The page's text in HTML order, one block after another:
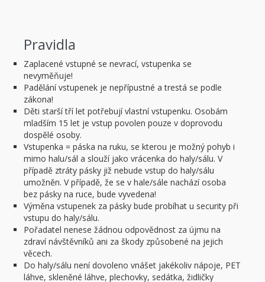
Pravidla
Zaplacené vstupné se nevrací, vstupenka se
nevyměňuje!
Padělání vstupenek je nepřípustné a trestá se podle
zákona!
Děti starší tří let potřebují vlastní vstupenku. Osobám
mladším 15 let je vstup povolen pouze v doprovodu
dospělé osoby.
Vstupenka = páska na ruku, se kterou je možný pohyb i
mimo halu/sál a slouží jako vrácenka do haly/sálu. V
případě ztráty pásky již nebude vstup do haly/sálu
umožněn. V případě, že se v hale/sále nachází osoba
bez pásky na ruce, bude vyvedena!
Výměna vstupenek za pásky bude probíhat u security při
vstupu do haly/sálu.
Pořadatel nenese žádnou odpovědnost za újmu na
zdraví návštěvníků ani za škody způsobené na jejich
věcech.
Do haly/sálu není dovoleno vnášet jakékoliv nápoje, PET
láhve, skleněné láhve, plechovky, sedátka, židličky